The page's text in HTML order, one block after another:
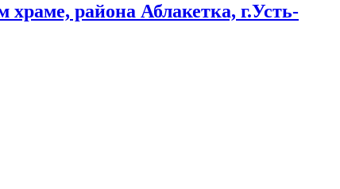
района Аблакетка, г.Усть-